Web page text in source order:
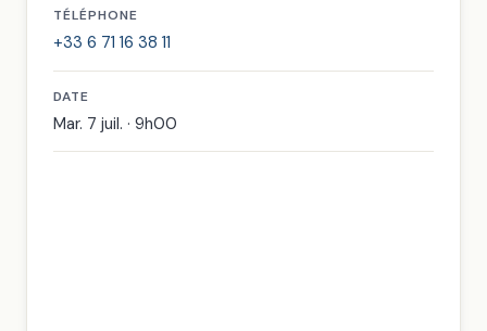
TÉLÉPHONE
+33 6 71 16 38 11
DATE
Mar. 7 juil. · 9h00